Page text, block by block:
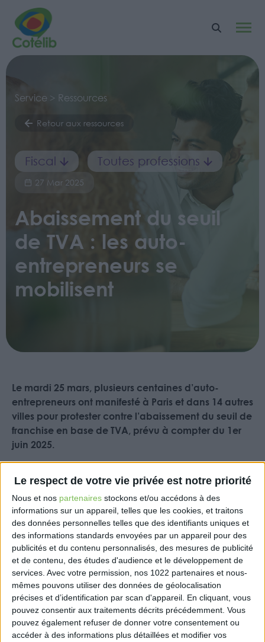
Le respect de votre vie privée est notre priorité
Nous et nos partenaires stockons et/ou accédons à des
informations sur un appareil, telles que les cookies, et traitons
des données personnelles telles que des identifiants uniques et
des informations standards envoyées par un appareil pour des
publicités et du contenu personnalisés, des mesures de publicité
et de contenu, des études d'audience et le développement de
services. Avec votre permission, nos 1022 partenaires et nous-
mêmes pouvons utiliser des données de géolocalisation
précises et d’identification par scan d'appareil. En cliquant, vous
pouvez consentir aux traitements décrits précédemment. Vous
pouvez également refuser de donner votre consentement ou
accéder à des informations plus détaillées et modifier vos
Service > Ressources
Retour aux ressources
Fiscal Toutes professions
27 Mar 2025
Abaissement du seuil
de TVA : les auto-
entrepreneurs se
mobilisent
Le mardi 25 mars, plusieurs centaines d’auto-
entrepreneurs ont manifesté à Paris et dans 14 autres
villes pour protester contre l’abaissement du seuil de
franchise en base de TVA, prévu à compter du 1er
juin 2025.
d’affaires annuel pour les prestations de services,
entraînant pour les professionnels concernés
l’obligation de facturer la TVA dès dépassement de
ce montant.
Les manifestants redoutent un impact direct sur leur
revenu net, des cessations d’activité, voire une
hausse du travail dissimulé. La Fédération nationale
des auto-entrepreneurs plaide pour une réforme du
dispositif, en proposant notamment un seuil unique
de franchise aligné sur celui en vigueur en Italie, soit
85 000 €.